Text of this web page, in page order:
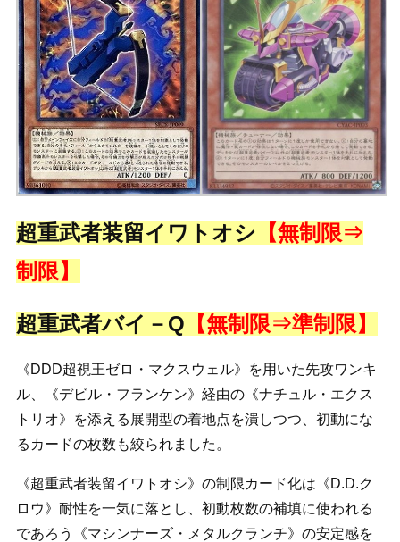
超重武者装留イワトオシ 【無制限⇒
制限】
超重武者バイ－Q 【無制限⇒準制限】
《DDD超視王ゼロ・マクスウェル》を用いた先攻ワンキ
ル、《デビル・フランケン》経由の《ナチュル・エクス
トリオ》を添える展開型の着地点を潰しつつ、初動にな
るカードの枚数も絞られました。
《超重武者装留イワトオシ》の制限カード化は《D.D.ク
ロウ》耐性を一気に落とし、初動枚数の補填に使われる
であろう《マシンナーズ・メタルクランチ》の安定感を